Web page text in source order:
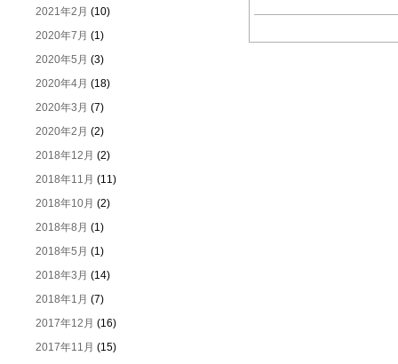
2021年2月 (10)
2020年7月 (1)
2020年5月 (3)
2020年4月 (18)
2020年3月 (7)
2020年2月 (2)
2018年12月 (2)
2018年11月 (11)
2018年10月 (2)
2018年8月 (1)
2018年5月 (1)
2018年3月 (14)
2018年1月 (7)
2017年12月 (16)
2017年11月 (15)